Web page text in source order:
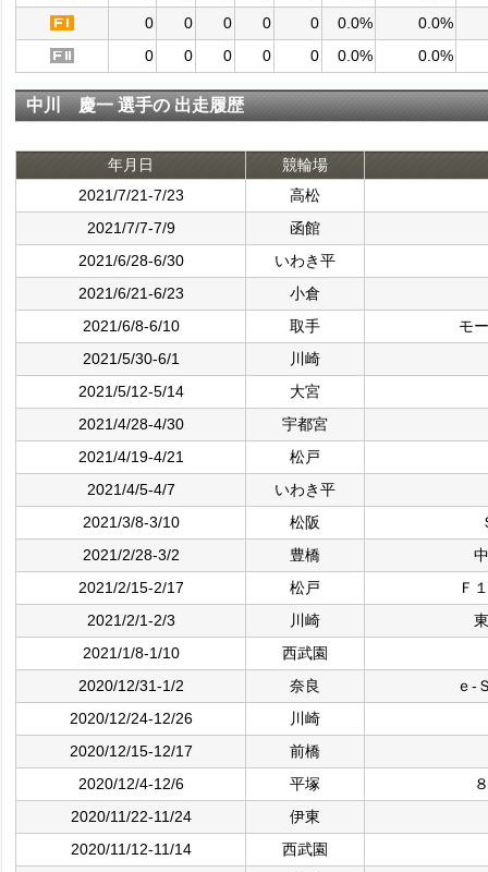
0
0 0 0 0 0.0%
0.0%
0
0 0 0 0 0.0% 0.0%
中川 慶一 選手の 出走履歴
年月日
競輪場
2021/7/21-7/23
高松
2021/7/7-7/9
函館
2021/6/28-6/30
いわき平
2021/6/21-6/23
小倉
2021/6/8-6/10
取手
モ
2021/5/30-6/1
川崎
2021/5/12-5/14
大宮
2021/4/28-4/30
宇都宮
2021/4/19-4/21
松戸
2021/4/5-4/7
いわき平
2021/3/8-3/10
松阪
2021/2/28-3/2
豊橋
2021/2/15-2/17
松戸
Ｆ
2021/2/1-2/3
川崎
2021/1/8-1/10
西武園
2020/12/31-1/2
奈良
ｅ‐
2020/12/24-12/26
川崎
2020/12/15-12/17
前橋
2020/12/4-12/6
平塚
2020/11/22-11/24
伊東
2020/11/12-11/14
西武園